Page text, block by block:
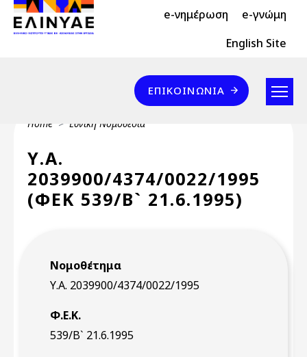
Skip to main content
Header Top 2 e-νημέρωση e-γνώμη
Header Top English Site
Επικοινωνία
ΕΠΙΚΟΙΝΩΝΊΑ
Breadcrumb
Home Εθνική Νομοθεσία
Υ.Α.
2039900/4374/0022/1995
(ΦΕΚ 539/Β` 21.6.1995)
Νομοθέτημα
Υ.Α. 2039900/4374/0022/1995
Φ.Ε.Κ.
539/Β` 21.6.1995